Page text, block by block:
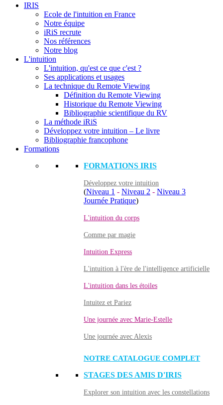
IRIS
Ecole de l'intuition en France
Notre équipe
iRiS recrute
Nos références
Notre blog
L'intuition
L'intuition, qu'est ce que c'est ?
Ses applications et usages
La technique du Remote Viewing
Définition du Remote Viewing
Historique du Remote Viewing
Bibliographie scientifique du RV
La méthode iRiS
Développez votre intuition – Le livre
Bibliographie francophone
Formations
FORMATIONS IRIS
Développez votre intuition
(Niveau 1 - Niveau 2 - Niveau 3
Journée Pratique)
L'intuition du corps
Comme par magie
Intuition Express
L'intuition à l'ère de l'intelligence artificielle
L'intuition dans les étoiles
Intuitez et Pariez
Une journée avec Marie-Estelle
Une journée avec Alexis
NOTRE CATALOGUE COMPLET
STAGES DES AMIS D'IRIS
Explorer son intuition avec les constellations